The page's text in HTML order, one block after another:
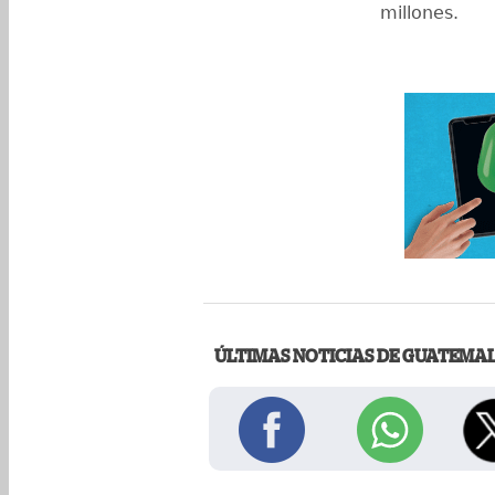
millones.
ÚLTIMAS NOTICIAS DE